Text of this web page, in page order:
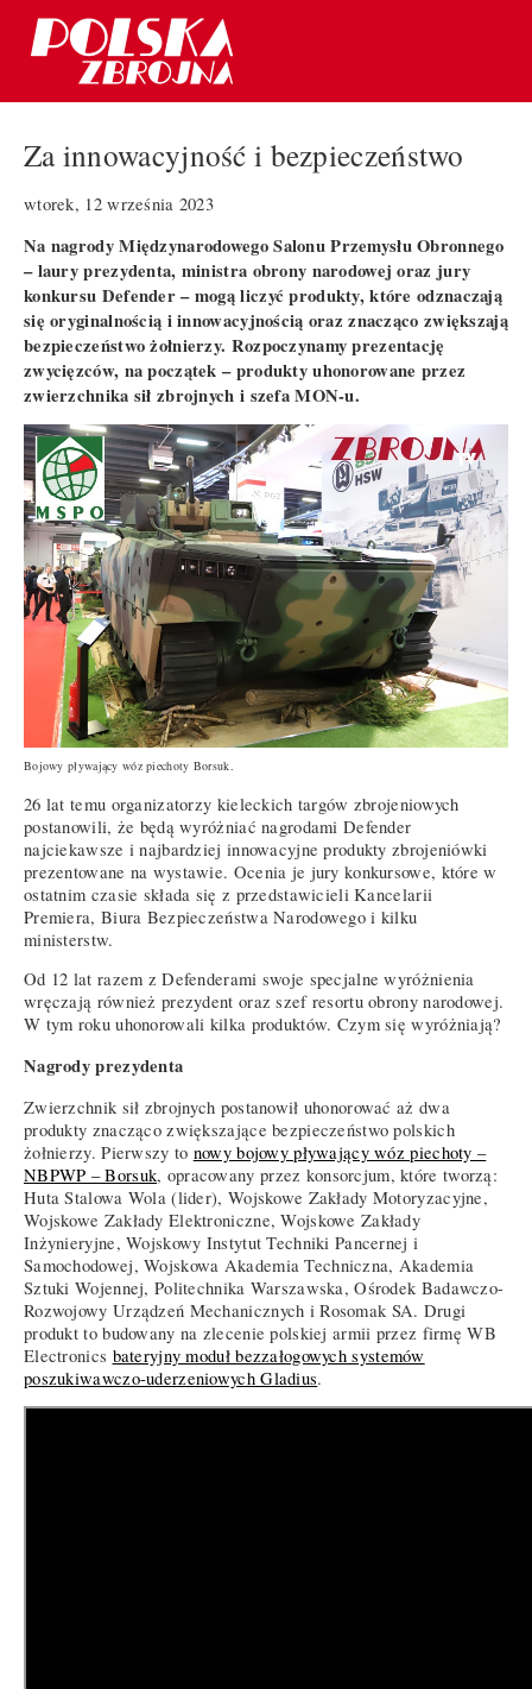
Za innowacyjność i bezpieczeństwo
wtorek, 12 września 2023
Na nagrody Międzynarodowego Salonu Przemysłu Obronnego
– laury prezydenta, ministra obrony narodowej oraz jury
konkursu Defender – mogą liczyć produkty, które odznaczają
się oryginalnością i innowacyjnością oraz znacząco zwiększają
bezpieczeństwo żołnierzy. Rozpoczynamy prezentację
zwycięzców, na początek – produkty uhonorowane przez
zwierzchnika sił zbrojnych i szefa MON-u.
Bojowy pływający wóz piechoty Borsuk.
26 lat temu organizatorzy kieleckich targów zbrojeniowych
postanowili, że będą wyróżniać nagrodami Defender
najciekawsze i najbardziej innowacyjne produkty zbrojeniówki
prezentowane na wystawie. Ocenia je jury konkursowe, które w
ostatnim czasie składa się z przedstawicieli Kancelarii
Premiera, Biura Bezpieczeństwa Narodowego i kilku
ministerstw.
Od 12 lat razem z Defenderami swoje specjalne wyróżnienia
wręczają również prezydent oraz szef resortu obrony narodowej.
W tym roku uhonorowali kilka produktów. Czym się wyróżniają?
Nagrody prezydenta
Zwierzchnik sił zbrojnych postanowił uhonorować aż dwa
produkty znacząco zwiększające bezpieczeństwo polskich
żołnierzy. Pierwszy to nowy bojowy pływający wóz piechoty –
NBPWP – Borsuk, opracowany przez konsorcjum, które tworzą:
Huta Stalowa Wola (lider), Wojskowe Zakłady Motoryzacyjne,
Wojskowe Zakłady Elektroniczne, Wojskowe Zakłady
Inżynieryjne, Wojskowy Instytut Techniki Pancernej i
Samochodowej, Wojskowa Akademia Techniczna, Akademia
Sztuki Wojennej, Politechnika Warszawska, Ośrodek Badawczo-
Rozwojowy Urządzeń Mechanicznych i Rosomak SA. Drugi
produkt to budowany na zlecenie polskiej armii przez firmę WB
Electronics bateryjny moduł bezzałogowych systemów
poszukiwawczo-uderzeniowych Gladius.